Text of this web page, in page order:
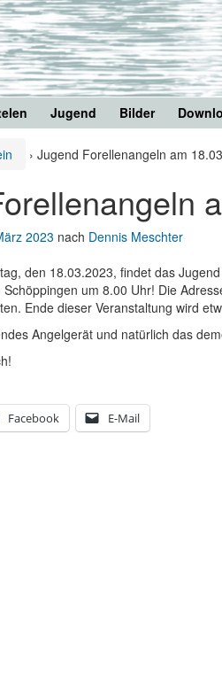
Jugend Bilder
› Jugend Forellenangeln am
2023 nach Dennis Meschter
den 18.03.2023, findet das
um 8.00 Uhr! Die
Ende dieser Veranstaltung wird
Angelgerät und natürlich das
Facebook E-Mail